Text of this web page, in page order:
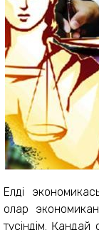
Елдің
олар
түсіндім.